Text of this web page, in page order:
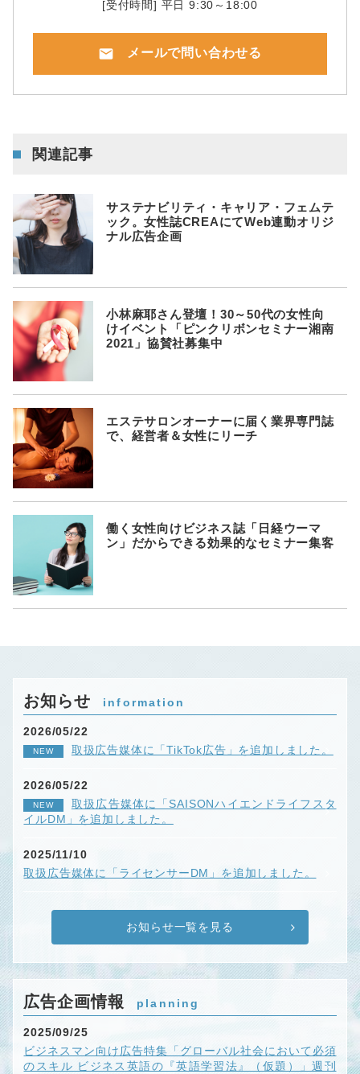
[受付時間] 平日 9:30～18:00
mail メールで問い合わせる
関連記事
サステナビリティ・キャリア・フェムテ
ック。女性誌CREAにてWeb連動オリジ
ナル広告企画
小林麻耶さん登壇！30～50代の女性向
けイベント「ピンクリボンセミナー湘南
2021」協賛社募集中
エステサロンオーナーに届く業界専門誌
で、経営者＆女性にリーチ
働く女性向けビジネス誌「日経ウーマ
ン」だからできる効果的なセミナー集客
お知らせ information
2026/05/22
NEW 取扱広告媒体に「TikTok広告」を追加しました。
2026/05/22
NEW
取扱広告媒体に「SAISONハイエンドライフスタ
イルDM」を追加しました。
2025/11/10
取扱広告媒体に「ライセンサーDM」を追加しました。
お知らせ一覧を見る
広告企画情報 planning
2025/09/25
ビジネスマン向け広告特集「グローバル社会において必須
のスキル ビジネス英語の『英語学習法』（仮題）」週刊